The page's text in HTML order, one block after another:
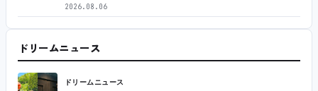
2026.08.06
ドリームニュース
ドリームニュース